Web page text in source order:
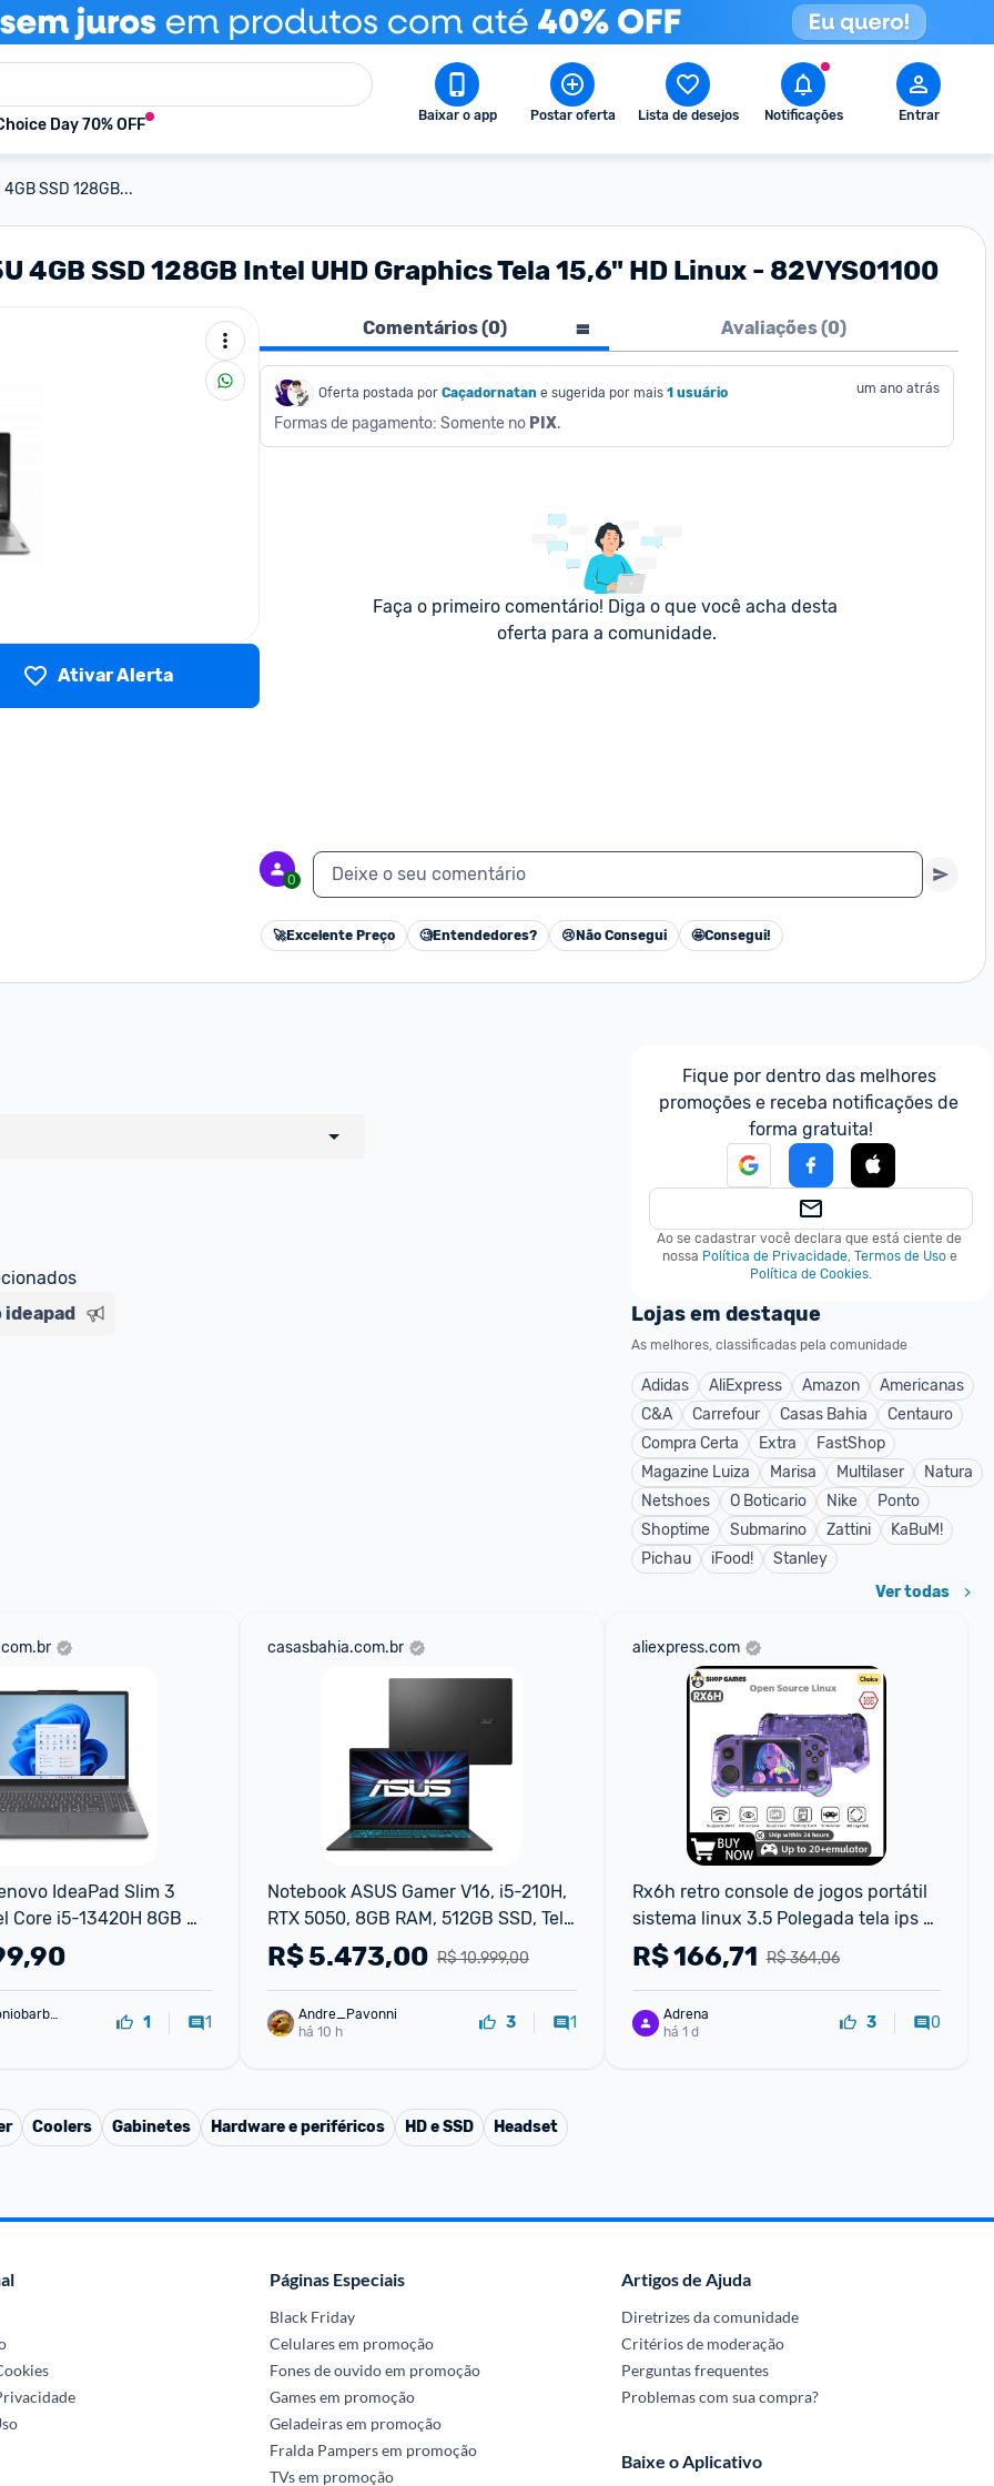
Day 70% OFF Baixar o app Postar oferta Lista de desejos Notificações Entrar
SSD 128GB...
4GB SSD 128GB Intel UHD Graphics Tela 15,6" HD Linux - 82VYS01100
Ativar Alerta
Comentários (0) Avaliações (0)
Oferta postada por Caçadornatan e sugerida por mais 1 usuário um ano atrás
Formas de pagamento: Somente no PIX.
Faça o primeiro comentário! Diga o que você acha desta
oferta para a comunidade.
0 Deixe o seu comentário
🚀Excelente Preço 🧐Entendedores? 😢 Não Consegui 🤩Consegui!
um marketplace, nós indicamos no
sinalizamos através da tag
Fique por dentro das melhores
promoções e receba notificações de
forma gratuita!
Ao se cadastrar você declara que está ciente de
nossa Política de Privacidade, Termos de Uso e
Política de Cookies.
Lojas em destaque
As melhores, classificadas pela comunidade
Adidas AliExpress Amazon
Americanas
C&A
Carrefour Casas Bahia
Centauro
Compra Certa
Extra
FastShop
Magazine Luiza
Marisa Multilaser
Natura
Netshoes
O Boticario Nike
Ponto
Shoptime
Submarino Zattini
KaBuM!
Pichau
iFood! Stanley
Ver todas
IdeaPad Slim 3
Core i5-13420H 8GB
11 15.3" -
Luna Grey
1 1
casasbahia.com.br
Notebook ASUS Gamer V16, i5-210H,
RTX 5050, 8GB RAM, 512GB SSD, Tela
16"FHD 144Hz, Linux
R$ 10.999,00
R$5.473,00
Andre_Pavonni
há 10 h
3 1
aliexpress.com
Rx6h retro console de jogos portátil
sistema linux 3.5 Polegada tela ips
portátil bolso player vídeo 64gb
128gb jogos
R$ 364,06
R$166,71
Adrena
há 1 d
3 0
Coolers Gabinetes Hardware e periféricos HD e SSD Headset
Páginas Especiais
Black Friday
Celulares em promoção
Fones de ouvido em promoção
Games em promoção
Geladeiras em promoção
Fralda Pampers em promoção
TVs em promoção
Artigos de Ajuda
Diretrizes da comunidade
Critérios de moderação
Perguntas frequentes
Problemas com sua compra?
Baixe o Aplicativo